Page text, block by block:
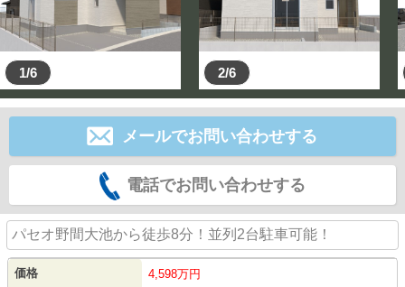
1/6 2/6
メールでお問い合わせする
電話でお問い合わせする
パセオ野間大池から徒歩8分！並列2台駐車可能！
価格 4,598万円